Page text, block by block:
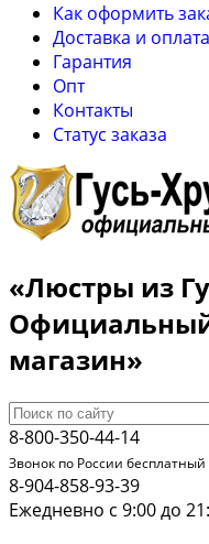
Как оформить
Доставка и оплата
Гарантия
Опт
Контакты
Cтатус заказа
«Люстры из
магазин»
8-800-350-44-14
Звонок по России бесплатный
8-904-858-93-39
Ежедневно с 9:00 до